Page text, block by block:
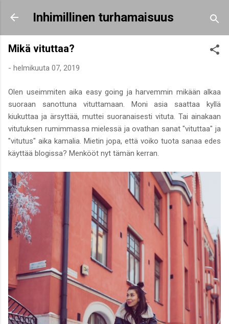
Siirry pääsisältöön
Inhimillinen turhamaisuus
Mikä vituttaa?
- helmikuuta 07, 2019
Olen useimmiten aika easy going ja harvemmin mikään alkaa
suoraan sanottuna vituttamaan. Moni asia saattaa kyllä
kiukuttaa ja ärsyttää, muttei suoranaisesti vituta. Tai ainakaan
vitutuksen rumimmassa mielessä ja ovathan sanat "vituttaa" ja
"vitutus" aika kamalia. Mietin jopa, että voiko tuota sanaa edes
käyttää blogissa? Menkööt nyt tämän kerran.